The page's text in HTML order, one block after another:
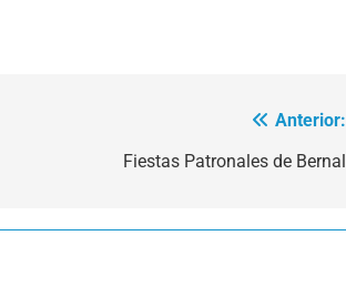
Anterior:
Fiestas Patronales de Bernal